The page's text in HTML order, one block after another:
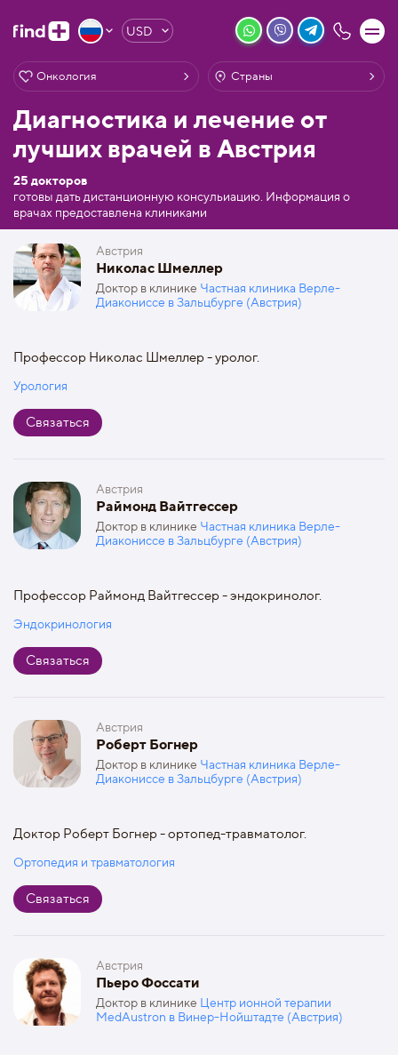
USD
Онкология Страны
Диагностика и лечение от
лучших врачей в Австрия
25 докторов
готовы дать дистанционную консульиацию. Информация о
врачах предоставлена клиниками
Австрия
Николас Шмеллер
Доктор в клинике Частная клиника Верле-
Диакониссе в Зальцбурге (Австрия)
Профессор Николас Шмеллер - уролог.
Урология
Связаться
Австрия
Раймонд Вайтгессер
Доктор в клинике Частная клиника Верле-
Диакониссе в Зальцбурге (Австрия)
Профессор Раймонд Вайтгессер - эндокринолог.
Эндокринология
Связаться
Австрия
Роберт Богнер
Доктор в клинике Частная клиника Верле-
Диакониссе в Зальцбурге (Австрия)
Доктор Роберт Богнер - ортопед-травматолог.
Ортопедия и травматология
Связаться
Австрия
Пьеро Фоссати
Доктор в клинике Центр ионной терапии
MedAustron в Винер-Нойштадте (Австрия)